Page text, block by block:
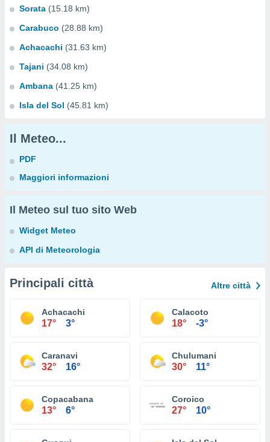
Sorata (15.18 km)
Carabuco (28.88 km)
Achacachi (31.63 km)
Tajani (34.08 km)
Ambana (41.25 km)
Isla del Sol (45.81 km)
Il Meteo...
PDF
Maggiori informazioni
Il Meteo sul tuo sito Web
Widget Meteo
API di Meteorologia
Principali città Altre città
Achacachi
17° 3°
Calacoto
18° -3°
Caranavi
32° 16°
Chulumani
30° 11°
Copacabana
13° 6°
Coroico
27° 10°